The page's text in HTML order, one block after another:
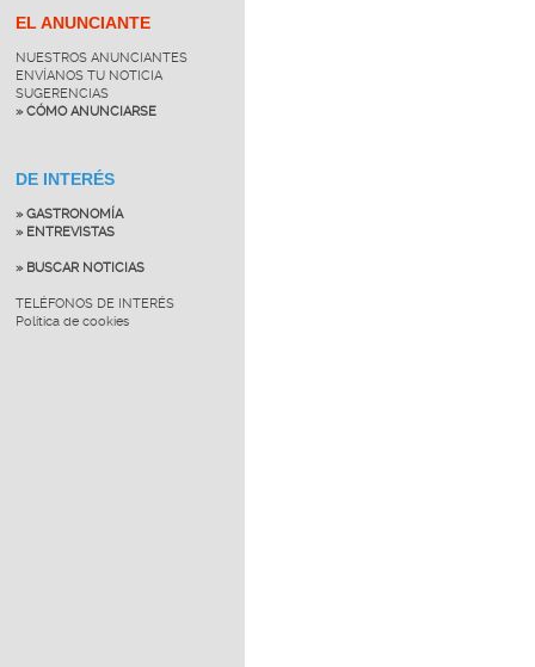
EL ANUNCIANTE
NUESTROS ANUNCIANTES
ENVÍANOS TU NOTICIA
SUGERENCIAS
» CÓMO ANUNCIARSE
DE INTERÉS
» GASTRONOMÍA
» ENTREVISTAS
» BUSCAR NOTICIAS
TELÉFONOS DE INTERÉS
Política de cookies